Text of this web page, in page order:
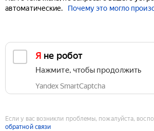
автоматические.
Почему это могло
Я не робот
Нажмите, чтобы продолжить
Yandex SmartCaptcha
Если у вас возникли проблемы, пожалуйста,
обратной связи